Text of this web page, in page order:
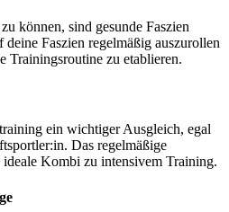
können, sind gesunde Faszien
Faszien regelmäßig auszurollen
Trainingsroutine zu etablieren.
ein wichtiger Ausgleich, egal
Das regelmäßige
Kombi zu intensivem Training.